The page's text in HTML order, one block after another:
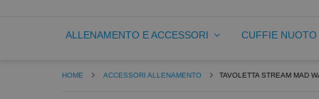
ALLENAMENTO E ACCESSORI CUFFIE NUOTO
HOME ACCESSORI ALLENAMENTO TAVOLETTA STREAM MAD